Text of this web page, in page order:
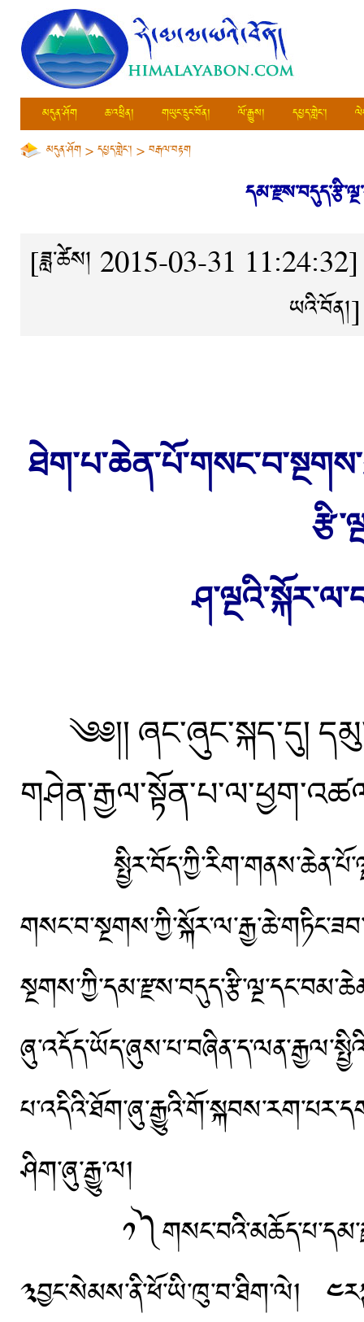
མདུན་ཤོག ཆ་འཕྲིན། གཡུང་དྲུང་བོན། ལོ་རྒྱུས། དཔྱད་གླེང་།
མདུན་ཤོག>དཔྱད་གླེང་། >བརྒལ་བརྟག
[ཟླ་ཚེས། 2015-03-31 11:24:32]
ཡའི་བོན།]
ཤ་ལྔའི་
༄༅།། ཞང་ཞུང་སྐད་དུ།
ཤིག་ཞུ་རྒྱུ་ལ།
༣བྱང་སེམས་ནི་ཕོ་ཡི་ཁུ་བ་ཐིག་ལེ།